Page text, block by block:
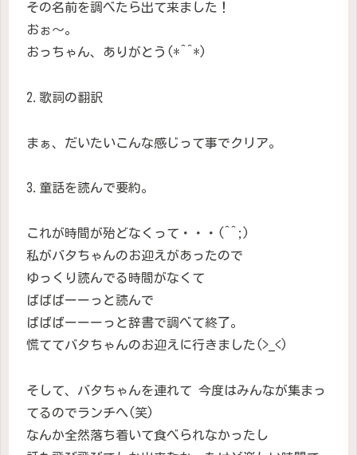
その名前を調べたら出て来ました！
おぉ〜。
おっちゃん、ありがとう(*^^*)
2.歌詞の翻訳
まぁ、だいたいこんな感じって事でクリア。
3.童話を読んで要約。
これが時間が殆どなくって・・・(^^;)
私がバタちゃんのお迎えがあったので
ゆっくり読んでる時間がなくて
ばばばーーっと読んで
ばばばーーーっと辞書で調べて終了。
慌ててバタちゃんのお迎えに行きました(>_<)
そして、バタちゃんを連れて 今度はみんなが集まっ
てるのでランチへ(笑)
なんか全然落ち着いて食べられなかったし